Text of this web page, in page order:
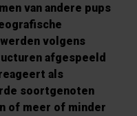
van andere pups
volgens
afgespeeld
als
soortgenoten
of meer of minder